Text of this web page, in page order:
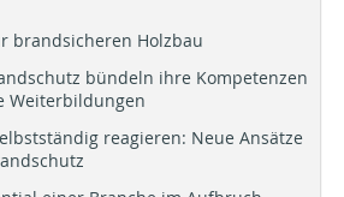
brandsicheren Holzbau
bündeln ihre Kompetenzen
Weiterbildungen
reagieren: Neue Ansätze